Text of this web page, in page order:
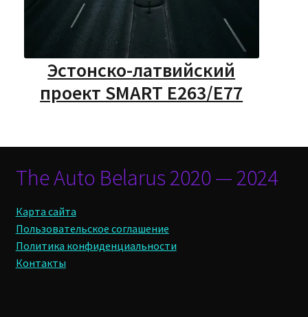
Эстонско-латвийский
проект SMART E263/E77
The Auto Belarus 2020 — 2024
Карта сайта
Пользовательское соглашение
Политика конфиденциальности
Контакты